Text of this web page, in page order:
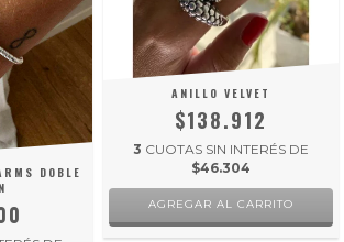
DOBLE
ANILLO VELVET
$138.912
3 CUOTAS SIN INTERÉS DE
$46.304
AGREGAR AL CARRITO